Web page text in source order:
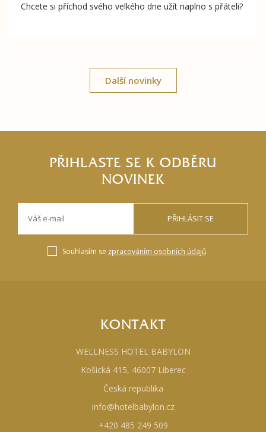
Chcete si příchod svého velkého dne užít naplno s přáteli?
Další novinky
PŘIHLASTE SE K ODBĚRU
NOVINEK
PŘIHLÁSIT SE
Souhlasím se zpracováním osobních údajů
KONTAKT
WELLNESS HOTEL BABYLON
Košická 415, 46007 Liberec
Česká republika
info@hotelbabylon.cz
+420 485 249 509